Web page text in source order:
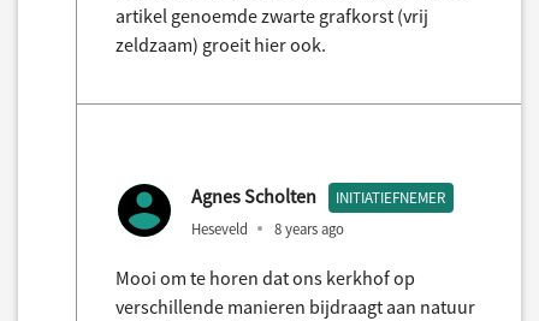
artikel genoemde zwarte grafkorst (vrij
zeldzaam) groeit hier ook.
Agnes Scholten INITIATIEFNEMER
Heseveld 8 years ago
Mooi om te horen dat ons kerkhof op
verschillende manieren bijdraagt aan natuur